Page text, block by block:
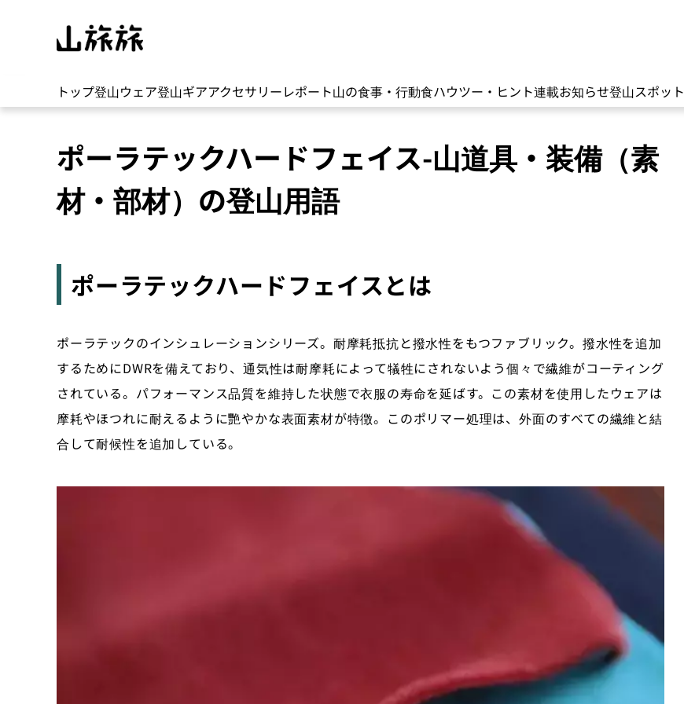
トップ登山ウェア登山ギアアクセサリーレポート山の食事・行動食ハウツー・ヒント連載お知らせ登山スポット
ポーラテックハードフェイス-山道具・装備（素
材・部材）の登山用語
ポーラテックハードフェイスとは
ポーラテックのインシュレーションシリーズ。耐摩耗抵抗と撥水性をもつファブリック。撥水性を追加
するためにDWRを備えており、通気性は耐摩耗によって犠牲にされないよう個々で繊維がコーティング
されている。パフォーマンス品質を維持した状態で衣服の寿命を延ばす。この素材を使用したウェアは
摩耗やほつれに耐えるように艷やかな表面素材が特徴。このポリマー処理は、外面のすべての繊維と結
合して耐候性を追加している。